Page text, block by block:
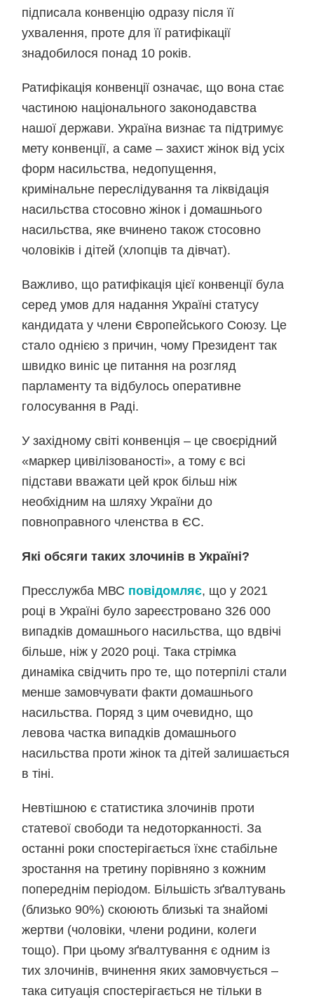
підписала конвенцію одразу після її
ухвалення, проте для її ратифікації
знадобилося понад 10 років.
Ратифікація конвенції означає, що вона стає
частиною національного законодавства
нашої держави. Україна визнає та підтримує
мету конвенції, а саме – захист жінок від усіх
форм насильства, недопущення,
кримінальне переслідування та ліквідація
насильства стосовно жінок і домашнього
насильства, яке вчинено також стосовно
чоловіків і дітей (хлопців та дівчат).
Важливо, що ратифікація цієї конвенції була
серед умов для надання Україні статусу
кандидата у члени Європейського Союзу. Це
стало однією з причин, чому Президент так
швидко виніс це питання на розгляд
парламенту та відбулось оперативне
голосування в Раді.
У західному світі конвенція – це своєрідний
«маркер цивілізованості», а тому є всі
підстави вважати цей крок більш ніж
необхідним на шляху України до
повноправного членства в ЄС.
Які обсяги таких злочинів в Україні?
Пресслужба МВС повідомляє, що у 2021
році в Україні було зареєстровано 326 000
випадків домашнього насильства, що вдвічі
більше, ніж у 2020 році. Така стрімка
динаміка свідчить про те, що потерпілі стали
менше замовчувати факти домашнього
насильства. Поряд з цим очевидно, що
левова частка випадків домашнього
насильства проти жінок та дітей залишається
в тіні.
Невтішною є статистика злочинів проти
статевої свободи та недоторканності. За
останні роки спостерігається їхнє стабільне
зростання на третину порівняно з кожним
попереднім періодом. Більшість зґвалтувань
(близько 90%) скоюють близькі та знайомі
жертви (чоловіки, члени родини, колеги
тощо). При цьому зґвалтування є одним із
тих злочинів, вчинення яких замовчується –
така ситуація спостерігається не тільки в